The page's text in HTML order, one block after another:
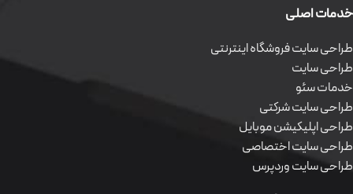
خدمات اصلی
طراحی سایت فروشگاه اینترنتی
طراحی سایت
خدمات سئو
طراحی سایت شرکتی
طراحی اپلیکیشن موبایل
طراحی سایت اختصاصی
طراحی سایت وردپرس